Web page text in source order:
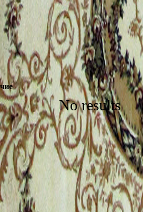
No results